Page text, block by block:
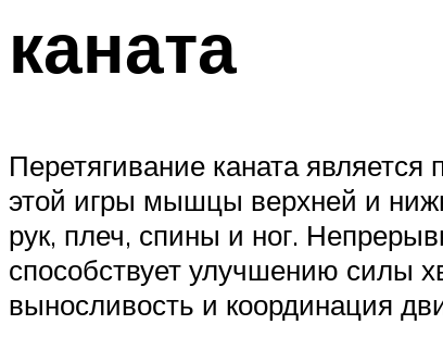
каната
Перетягивание каната
этой игры мышцы верхней и
рук, плеч, спины и ног.
способствует улучшению силы
выносливость и координация